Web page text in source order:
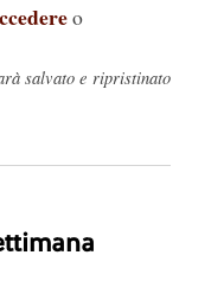
o
salvato e ripristinato